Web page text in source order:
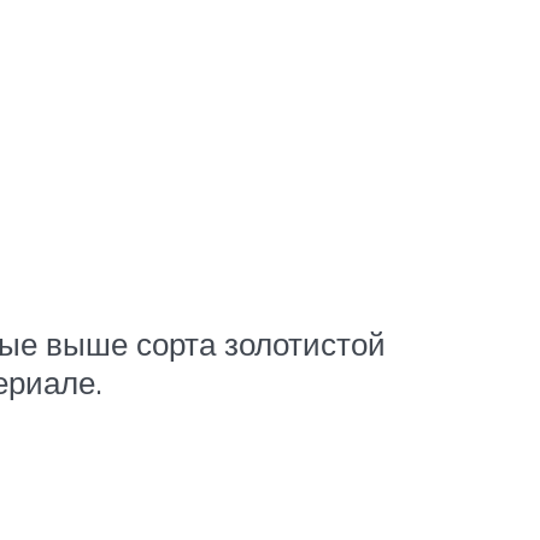
выше сорта золотистой